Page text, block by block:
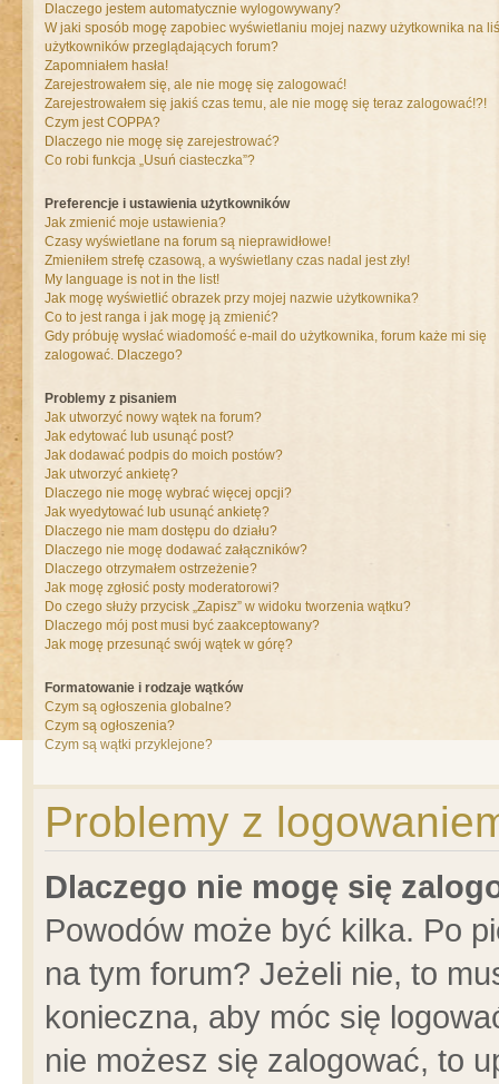
Dlaczego jestem automatycznie wylogowywany?
W jaki sposób mogę zapobiec wyświetlaniu mojej nazwy użytkownika na
użytkowników przeglądających forum?
Zapomniałem hasła!
Zarejestrowałem się, ale nie mogę się zalogować!
Zarejestrowałem się jakiś czas temu, ale nie mogę się teraz zalogować!?!
Czym jest COPPA?
Dlaczego nie mogę się zarejestrować?
Co robi funkcja „Usuń ciasteczka”?
Preferencje i ustawienia użytkowników
Jak zmienić moje ustawienia?
Czasy wyświetlane na forum są nieprawidłowe!
Zmieniłem strefę czasową, a wyświetlany czas nadal jest zły!
My language is not in the list!
Jak mogę wyświetlić obrazek przy mojej nazwie użytkownika?
Co to jest ranga i jak mogę ją zmienić?
Gdy próbuję wysłać wiadomość e-mail do użytkownika, forum każe mi się
zalogować. Dlaczego?
Problemy z pisaniem
Jak utworzyć nowy wątek na forum?
Jak edytować lub usunąć post?
Jak dodawać podpis do moich postów?
Jak utworzyć ankietę?
Dlaczego nie mogę wybrać więcej opcji?
Jak wyedytować lub usunąć ankietę?
Dlaczego nie mam dostępu do działu?
Dlaczego nie mogę dodawać załączników?
Dlaczego otrzymałem ostrzeżenie?
Jak mogę zgłosić posty moderatorowi?
Do czego służy przycisk „Zapisz” w widoku tworzenia wątku?
Dlaczego mój post musi być zaakceptowany?
Jak mogę przesunąć swój wątek w górę?
Formatowanie i rodzaje wątków
Czym są ogłoszenia globalne?
Czym są ogłoszenia?
Czym są wątki przyklejone?
Problemy z
Dlaczego nie mogę się
Powodów może być kilka. Po
na tym forum? Jeżeli nie, to
konieczna, aby móc się
nie możesz się zalogować, to